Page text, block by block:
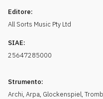
Editore:
All Sorts Music Pty Ltd
SIAE:
25647285000
Strumento:
Archi, Arpa, Glockenspiel,